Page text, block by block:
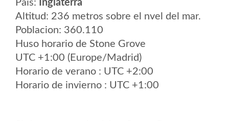
Pais:
Inglaterra
Altitud: 236 metros sobre el nvel del mar.
Poblacion: 360.110
Huso horario de Stone Grove
UTC +1:00 (Europe/Madrid)
Horario de verano : UTC +2:00
Horario de invierno : UTC +1:00